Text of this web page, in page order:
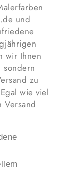
und
wir Ihnen
sondern
zu
wie viel